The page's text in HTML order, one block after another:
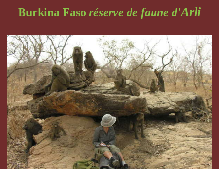
Burkina Faso réserve de faune d'Arli